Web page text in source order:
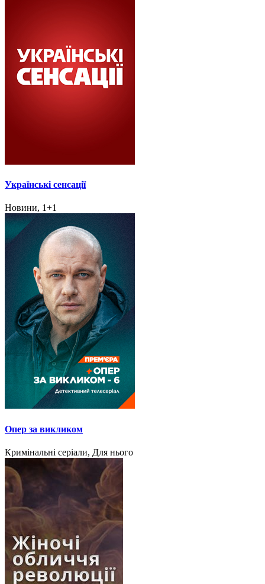
Українські сенсації
Новини, 1+1
Опер за викликом
Кримінальні серіали, Для нього